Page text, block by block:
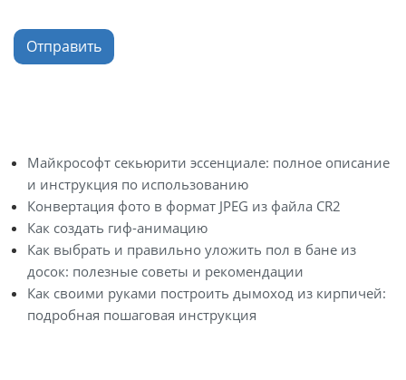
Отправить
Майкрософт секьюрити эссенциале: полное описание
и инструкция по использованию
Конвертация фото в формат JPEG из файла CR2
Как создать гиф-анимацию
Как выбрать и правильно уложить пол в бане из
досок: полезные советы и рекомендации
Как своими руками построить дымоход из кирпичей:
подробная пошаговая инструкция